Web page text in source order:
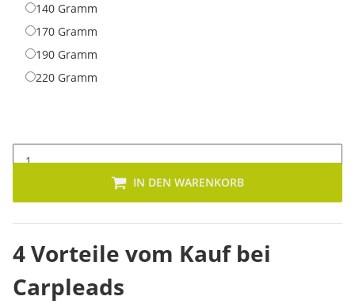
140 Gramm
170 Gramm
190 Gramm
220 Gramm
IN DEN WARENKORB
4 Vorteile vom Kauf bei
Carpleads